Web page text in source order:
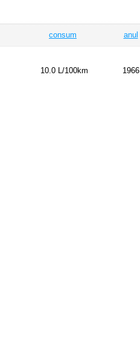
consum anul
10.0 L/100km 1966